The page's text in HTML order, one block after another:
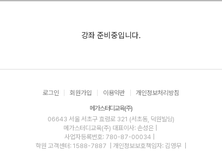
강좌 준비중입니다.
로그인 회원가입 이용약관 개인정보처리방침
메가스터디교육(주)
06643 서울 서초구 효령로 321 (서초동, 덕원빌딩)
메가스터디교육(주) 대표이사: 손성은 |
사업자등록번호: 780-87-00034
학원 고객센터: 1588-7887
| 개인정보보호책임자: 김영무